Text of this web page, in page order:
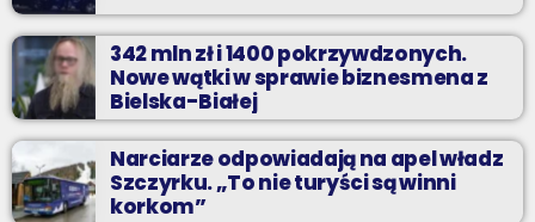
342 mln zł i 1400 pokrzywdzonych.
Nowe wątki w sprawie biznesmena z
Bielska-Białej
Narciarze odpowiadają na apel władz
Szczyrku. „To nie turyści są winni
korkom”